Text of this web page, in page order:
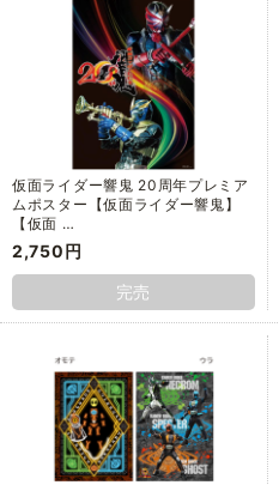
仮面ライダー響鬼 20周年プレミア
ムポスター【仮面ライダー響鬼】
【仮面 …
2,750円
完売